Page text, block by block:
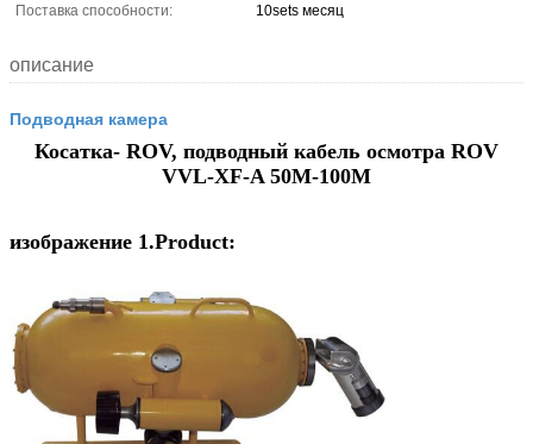
Поставка способности:
10sets месяц
описание
Подводная камера
Косатка- ROV, подводный кабель осмотра ROV
VVL-XF-A 50M-100M
изображение 1.Product: